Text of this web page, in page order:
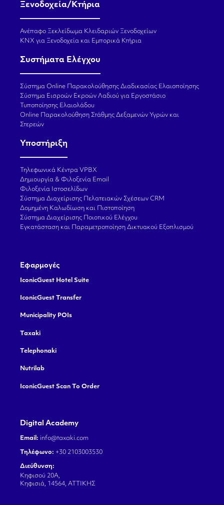
Ξενοδοχεία/Κτήρια
Ανέπαφο Ξεκλείδωμα Κλειδαριών Ξενοδοχείων
KNX για Ξενοδοχεία και Εμπορικά Κτήρια
Συστήματα Ελέγχου
Σύστημα Online Παρακολούθησης Διαδικασίας Ελαιοποίησης
Σύστημα Εισροών Εκροών Λαδιού για Εργοστάσιο
Τυποποίησης Ελαιολάδου
Online Παρακολούθηση Στάθμης Δεξαμενών Υγρών και
Στερεών
Υποστήριξη
Τηλεφωνικά Κέντρα VPBX
Δημιουργία & Φιλοξενία Email
Φιλοξενία Ιστοσελίδων
Σύστημα Διαχείρισης Πελατειακών Σχέσεων CRM
Δομημένη Καλωδίωση και Πιστοποίηση
Σύστημα Διαχείρισης Ποιοτικού Ελέγχου
Εγκατάσταση και Παραμετροποίηση Δικτυακού Εξοπλισμού
Εφαρμογές
IconicGuest Hotel Suite
IconicGuest Transfer
Municipality POIs
Taxaki
Telephonaki
Nutrilab
IconicGuest Scan To Order
Digital Academy
Email: info@taxaki.com
Τηλέφωνο: +30 2103003530
Διεύθυνση:
Κηφισού 20Α,
Κηφισιά, 14564, ΑΤΤΙΚΗΣ